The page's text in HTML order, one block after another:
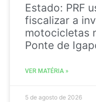
Estado: PRF
fiscalizar a
motocicletas
Ponte de
VER MATÉRIA »
5 de agosto de 2026